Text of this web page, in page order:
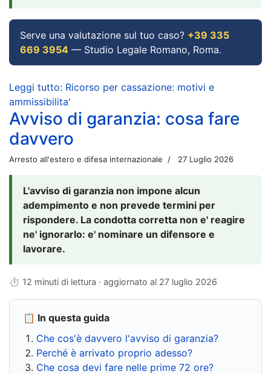
Serve una valutazione sul tuo caso? +39 335
669 3954 — Studio Legale Romano, Roma.
Leggi tutto: Ricorso per cassazione: motivi e
ammissibilita'
Avviso di garanzia: cosa fare
davvero
Arresto all'estero e difesa internazionale 27 Luglio 2026
L'avviso di garanzia non impone alcun
adempimento e non prevede termini per
rispondere. La condotta corretta non e' reagire
ne' ignorarlo: e' nominare un difensore e
lavorare.
⏱ 12 minuti di lettura · aggiornato al 27 luglio 2026
📋 In questa guida
Che cos'è davvero l'avviso di garanzia?
Perché è arrivato proprio adesso?
Che cosa devi fare nelle prime 72 ore?